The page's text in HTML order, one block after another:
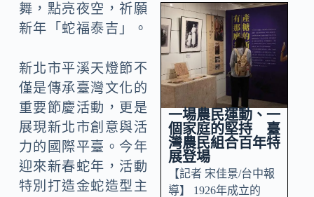
舞，點亮夜空，祈願
新年「蛇福泰吉」。
新北市平溪天燈節不
僅是傳承臺灣文化的
重要節慶活動，更是
展現新北市創意與活
力的國際平臺。今年
迎來新春蛇年，活動
特別打造金蛇造型主
一場農民運動、一
個家庭的堅持 臺
灣農民組合百年特
展登場
【記者 宋佳景/台中報
導】 1926年成立的